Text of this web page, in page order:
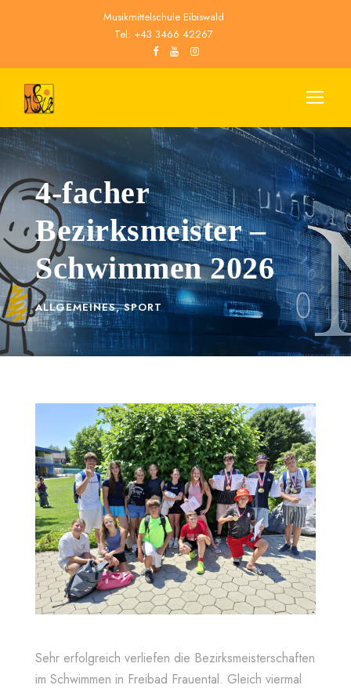
Musikmittelschule Eibiswald
Tel: +43 3466 42267
4-facher
Bezirksmeister –
Schwimmen 2026
ALLGEMEINES, SPORT
Sehr erfolgreich verliefen die Bezirksmeisterschaften
im Schwimmen in Freibad Frauental. Gleich viermal